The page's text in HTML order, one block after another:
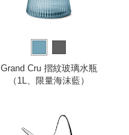
Grand Cru 摺紋玻璃水瓶
（1L、限量海沫藍）